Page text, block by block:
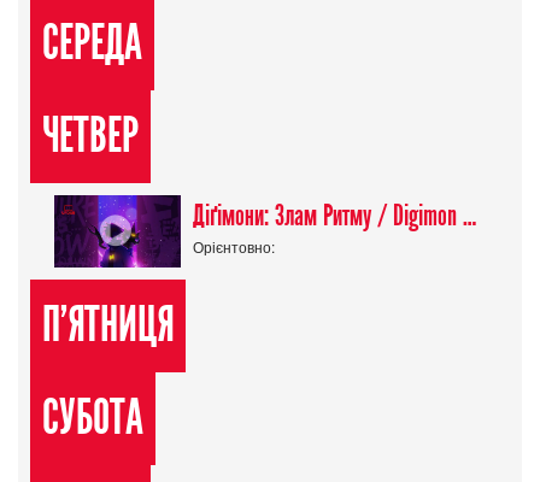
СЕРЕДА
ЧЕТВЕР
Діґімони: Злам Ритму / Digimon Beatbreak
Орієнтовно:
П'ЯТНИЦЯ
СУБОТА